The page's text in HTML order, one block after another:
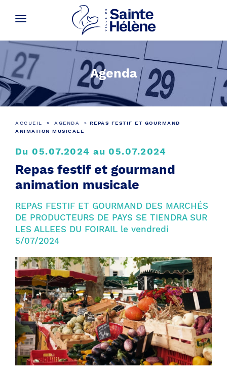
Agenda
ACCUEIL » AGENDA » REPAS FESTIF ET GOURMAND
ANIMATION MUSICALE
Du 05.07.2024 au 05.07.2024
Repas festif et gourmand
animation musicale
REPAS FESTIF ET GOURMAND DES MARCHÉS
DE PRODUCTEURS DE PAYS SE TIENDRA SUR
LES ALLEES DU FOIRAIL le vendredi
5/07/2024